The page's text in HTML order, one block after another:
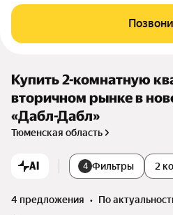
Купить 2-комнатную
вторичном рынке в
«Дабл-Дабл»
Тюменская область
AI 4 Фильтры 2
4 предложения •
по